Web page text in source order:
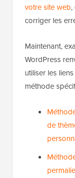
votre site web
corriger les
Maintenant,
WordPress
utiliser les
méthode
de